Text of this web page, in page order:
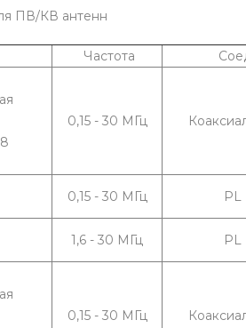
ПВ/КВ антенн
Частота
0,15 - 30 МГц
0,15 - 30 МГц PL
1,6 - 30 МГц PL
0,15 - 30 МГц